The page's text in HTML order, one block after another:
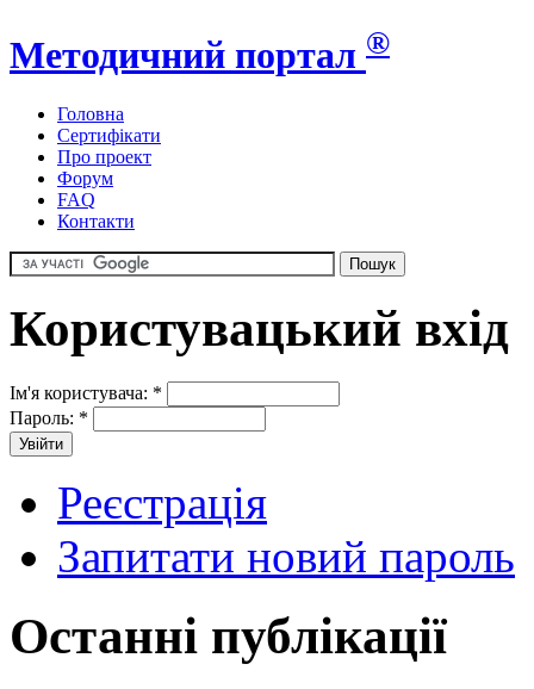
Методичний портал ®
Головна
Сертифікати
Про проект
Форум
FAQ
Контакти
Користувацький вхід
Ім'я користувача: *
Пароль: *
Реєстрація
Запитати новий пароль
Останні публікації